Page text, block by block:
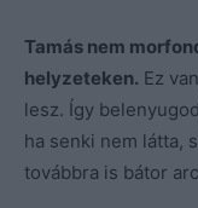
Tamás nem
helyzeteken. Ez
lesz. Így
ha senki nem látta,
továbbra is bátor